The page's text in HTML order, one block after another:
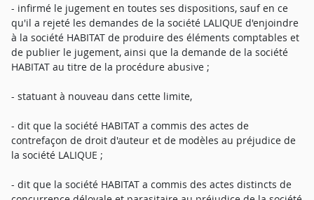
- infirmé le jugement en toutes ses dispositions, sauf en ce
qu'il a rejeté les demandes de la société LALIQUE d'enjoindre
à la société HABITAT de produire des éléments comptables et
de publier le jugement, ainsi que la demande de la société
HABITAT au titre de la procédure abusive ;
- statuant à nouveau dans cette limite,
- dit que la société HABITAT a commis des actes de
contrefaçon de droit d'auteur et de modèles au préjudice de
la société LALIQUE ;
- dit que la société HABITAT a commis des actes distincts de